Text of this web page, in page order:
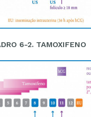
6-2. TAMOXIFENO